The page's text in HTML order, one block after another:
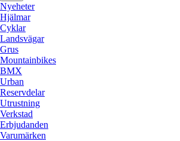
Nyeheter
Hjälmar
Cyklar
Landsvägar
Grus
Mountainbikes
BMX
Urban
Reservdelar
Utrustning
Verkstad
Erbjudanden
Varumärken